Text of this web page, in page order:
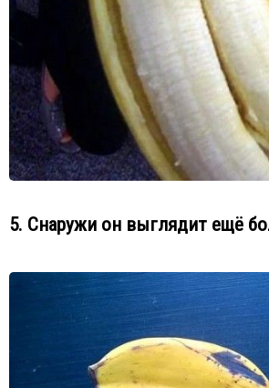
5. Снаружи он выглядит ещё